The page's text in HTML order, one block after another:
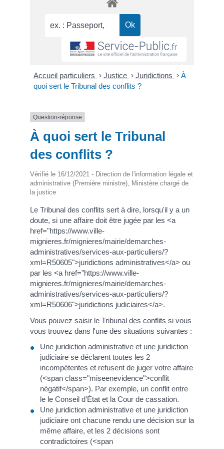
Accueil particuliers > Justice > Juridictions > À
quoi sert le Tribunal des conflits ?
Question-réponse
À quoi sert le Tribunal
des conflits ?
Vérifié le 16/12/2021 - Direction de l'information légale et
administrative (Première ministre), Ministère chargé de
la justice
Le Tribunal des conflits sert à dire, lorsqu'il y a un
doute, si une affaire doit être jugée par les <a
href="https://www.ville-
mignieres.fr/mignieres/mairie/demarches-
administratives/services-aux-particuliers/?
xml=R50605">juridictions administratives</a> ou
par les <a href="https://www.ville-
mignieres.fr/mignieres/mairie/demarches-
administratives/services-aux-particuliers/?
xml=R50606">juridictions judiciaires</a>.
Vous pouvez saisir le Tribunal des conflits si vous
vous trouvez dans l'une des situations suivantes :
Une juridiction administrative et une juridiction
judiciaire se déclarent toutes les 2
incompétentes et refusent de juger votre affaire
(<span class="miseenevidence">conflit
négatif</span>). Par exemple, un conflit entre
le le Conseil d’État et la Cour de cassation.
Une juridiction administrative et une juridiction
judiciaire ont chacune rendu une décision sur la
même affaire, et les 2 décisions sont
contradictoires (<span